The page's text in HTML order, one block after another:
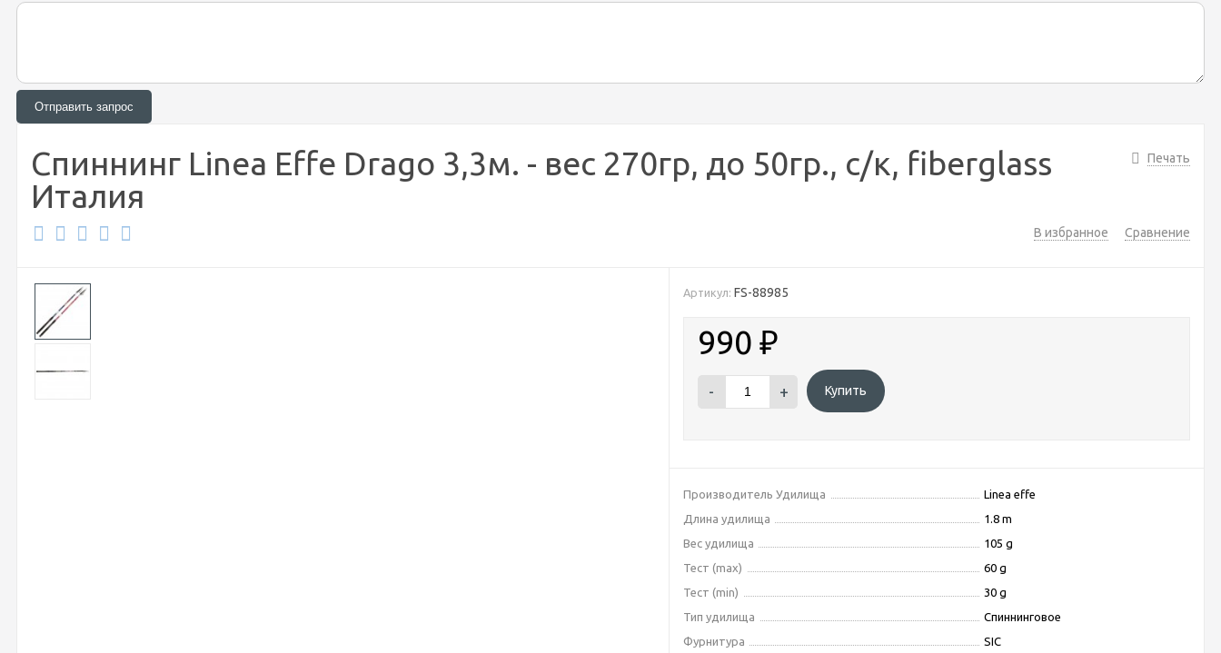
Печать
Спиннинг Linea Effe Drago 3,3м. - вес 270гр, до 50гр., с/к, fiberglass
Италия
В избранное Сравнение
Артикул: FS-88985
990₽
- + Купить
Производитель Удилища
Linea effe
Длина удилища
1.8 m
Вес удилища
105 g
Тест (max)
60 g
Тест (min)
30 g
Тип удилища
Спиннинговое
Фурнитура
SIC